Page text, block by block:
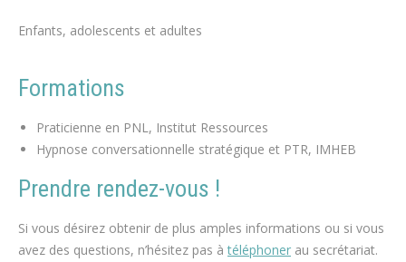
Enfants, adolescents et adultes
Formations
Praticienne en PNL, Institut Ressources
Hypnose conversationnelle stratégique et PTR, IMHEB
Prendre rendez-vous !
Si vous désirez obtenir de plus amples informations ou si vous
avez des questions, n’hésitez pas àtéléphoner au secrétariat.